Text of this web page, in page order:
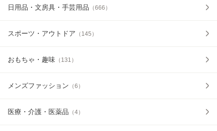
日用品・文房具・手芸用品 （666 ）
スポーツ・アウトドア （ 145 ）
おもちゃ・趣味 （ 131 ）
メンズファッション （6 ）
医療・介護・医薬品 （4）